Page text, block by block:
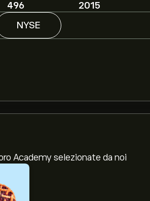
496
2015
NYSE
Academy selezionate da noi